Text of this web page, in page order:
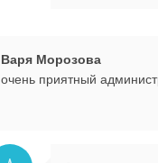
Варя Морозова
очень приятный